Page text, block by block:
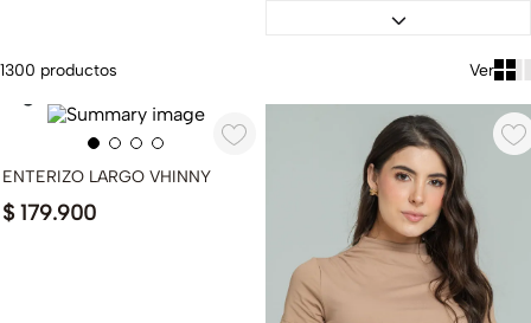
1300 productos
ENTERIZO LARGO VHINNY
$ 179.900